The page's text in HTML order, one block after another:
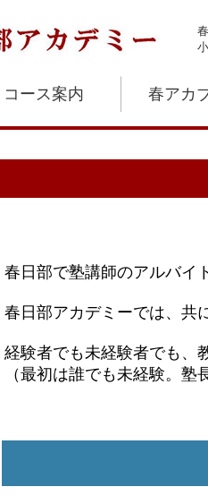
コース案内 春アカ
春日部で塾講師のアルバイ
春日部アカデミーでは、共
経験者でも未経験者でも、
（最初は誰でも未経験。塾